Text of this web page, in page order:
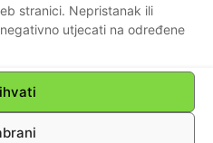
stranici. Nepristanak ili
utjecati na određene
Theme by TagDiv